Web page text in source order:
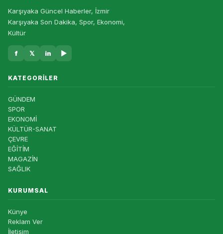
Karşıyaka Güncel Haberler, İzmir
Karşıyaka Son Dakika, Spor, Ekonomi,
Kültür
f 𝕏 in ▶
KATEGORILER
GÜNDEM
SPOR
EKONOMİ
KÜLTÜR-SANAT
ÇEVRE
EĞİTİM
MAGAZİN
SAĞLIK
KURUMSAL
Künye
Reklam Ver
İletişim